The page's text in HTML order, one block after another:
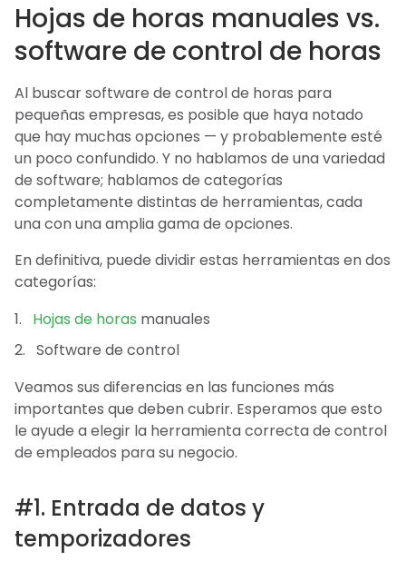
Hojas de horas manuales vs.
software de control de horas
Al buscar software de control de horas para
pequeñas empresas, es posible que haya notado
que hay muchas opciones — y probablemente esté
un poco confundido. Y no hablamos de una variedad
de software; hablamos de categorías
completamente distintas de herramientas, cada
una con una amplia gama de opciones.
En definitiva, puede dividir estas herramientas en dos
categorías:
Hojas de horas manuales
Software de control
Veamos sus diferencias en las funciones más
importantes que deben cubrir. Esperamos que esto
le ayude a elegir la herramienta correcta de control
de empleados para su negocio.
#1. Entrada de datos y
temporizadores